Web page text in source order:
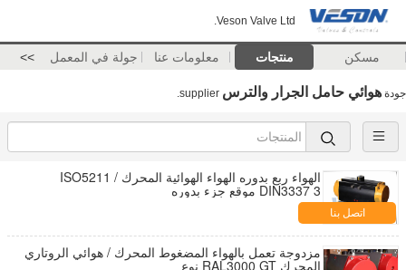
Veson Valve Ltd.
مسكن منتجات معلومات عنا جولة في المعمل >>
جودة هوائي حامل الجرار والترس
الهواء ربع بدوره الهواء الهوائية المحرك ISO5211 /
DIN3337 3 موقع جزء بدوره
اتصل بنا
مزدوجة تعمل بالهواء المضغوط المحرك / هوائي الروتاري
المحرك RAL3000 GT نوع